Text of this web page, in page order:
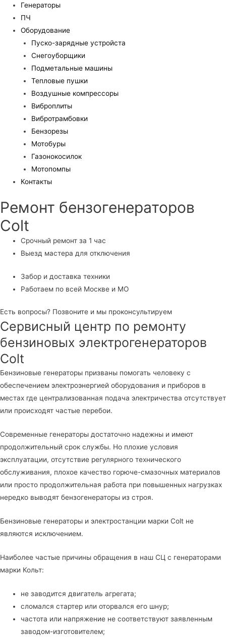
Генераторы
ПЧ
Оборудование
Пуско-зарядные устройста
Снегоуборщики
Подметальные машины
Тепловые пушки
Воздушные компрессоры
Виброплиты
Вибротрамбовки
Бензорезы
Мотобуры
Газонокосилок
Мотопомпы
Контакты
Ремонт бензогенераторов
Colt
Срочный ремонт за 1 час
Выезд мастера для отключения
Забор и доставка техники
Работаем по всей Москве и МО
Есть вопросы? Позвоните и мы проконсультируем
Сервисный центр по ремонту
бензиновых электрогенераторов
Colt
Бензиновые генераторы призваны помогать человеку с
обеспечением электроэнергией оборудования и приборов в
местах где централизованная подача электричества отсутствует
или происходят частые перебои.
Современные генераторы достаточно надежны и имеют
продолжительный срок службы. Но плохие условия
эксплуатации, отсутствие регулярного технического
обслуживания, плохое качество горюче-смазочных материалов
или просто продолжительная работа при повышенных нагрузках
нередко выводят бензогенераторы из строя.
Бензиновые генераторы и электростанции марки Colt не
являются исключением.
Наиболее частые причины обращения в наш СЦ с генераторами
марки Кольт:
не заводится двигатель агрегата;
сломался стартер или оторвался его шнур;
частота или напряжение не соответствуют заявленным
заводом-изготовителем;